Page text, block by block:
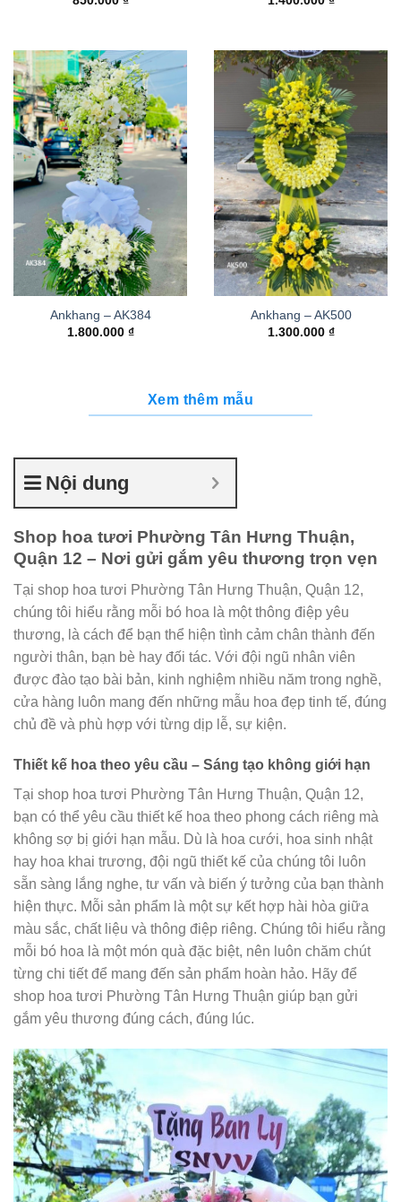
Ankhang – AK384
1.800.000 ₫
Ankhang – AK500
1.300.000 ₫
Xem thêm mẫu
Nội dung
Shop hoa tươi Phường Tân Hưng Thuận,
Quận 12 – Nơi gửi gắm yêu thương trọn vẹn
Tại shop hoa tươi Phường Tân Hưng Thuận, Quận 12,
chúng tôi hiểu rằng mỗi bó hoa là một thông điệp yêu
thương, là cách để bạn thể hiện tình cảm chân thành đến
người thân, bạn bè hay đối tác. Với đội ngũ nhân viên
được đào tạo bài bản, kinh nghiệm nhiều năm trong nghề,
cửa hàng luôn mang đến những mẫu hoa đẹp tinh tế, đúng
chủ đề và phù hợp với từng dịp lễ, sự kiện.
Thiết kế hoa theo yêu cầu – Sáng tạo không giới hạn
Tại shop hoa tươi Phường Tân Hưng Thuận, Quận 12,
bạn có thể yêu cầu thiết kế hoa theo phong cách riêng mà
không sợ bị giới hạn mẫu. Dù là hoa cưới, hoa sinh nhật
hay hoa khai trương, đội ngũ thiết kế của chúng tôi luôn
sẵn sàng lắng nghe, tư vấn và biến ý tưởng của bạn thành
hiện thực. Mỗi sản phẩm là một sự kết hợp hài hòa giữa
màu sắc, chất liệu và thông điệp riêng. Chúng tôi hiểu rằng
mỗi bó hoa là một món quà đặc biệt, nên luôn chăm chút
từng chi tiết để mang đến sản phẩm hoàn hảo. Hãy để
shop hoa tươi Phường Tân Hưng Thuận giúp bạn gửi
gắm yêu thương đúng cách, đúng lúc.